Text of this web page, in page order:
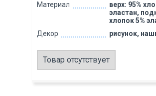
Материал
верх: 95%
эластан,
хлопок 5%
Декор
рисунок,
Товар отсутствует